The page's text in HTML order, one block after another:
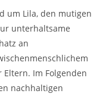
um Lila, den mutigen
unterhaltsame
an
Im Folgenden
nachhaltigen